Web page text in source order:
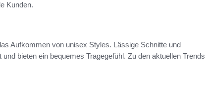
Kunden.
Aufkommen von unisex Styles. Lässige Schnitte und
bieten ein bequemes Tragegefühl. Zu den aktuellen Trends